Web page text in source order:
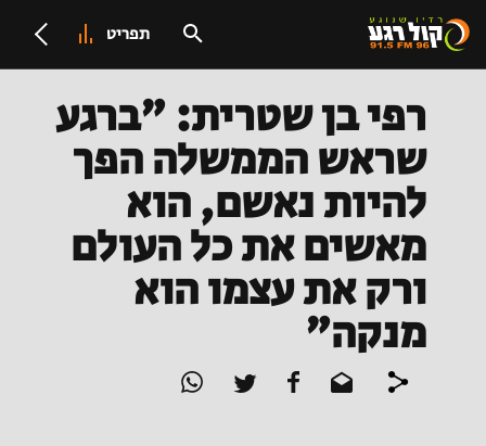
תפריט
רפי בן שטרית: "ברגע
שראש הממשלה הפך
להיות נאשם, הוא
מאשים את כל העולם
ורק את עצמו הוא
מנקה"